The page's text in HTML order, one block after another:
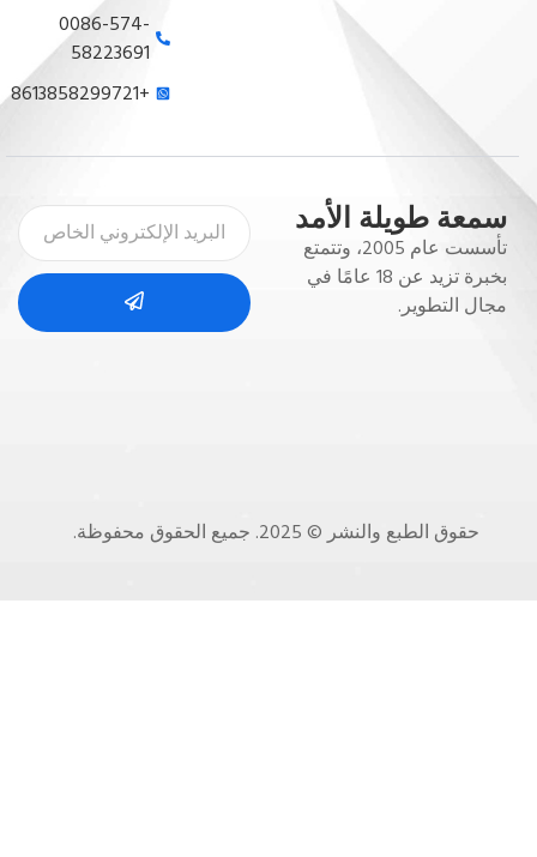
0086-574-
58223691
+8613858299721
سمعة طويلة الأمد
تأسست عام 2005، وتتمتع
بخبرة تزيد عن 18 عامًا في
مجال التطوير.
حقوق الطبع والنشر © 2025. جميع الحقوق محفوظة.